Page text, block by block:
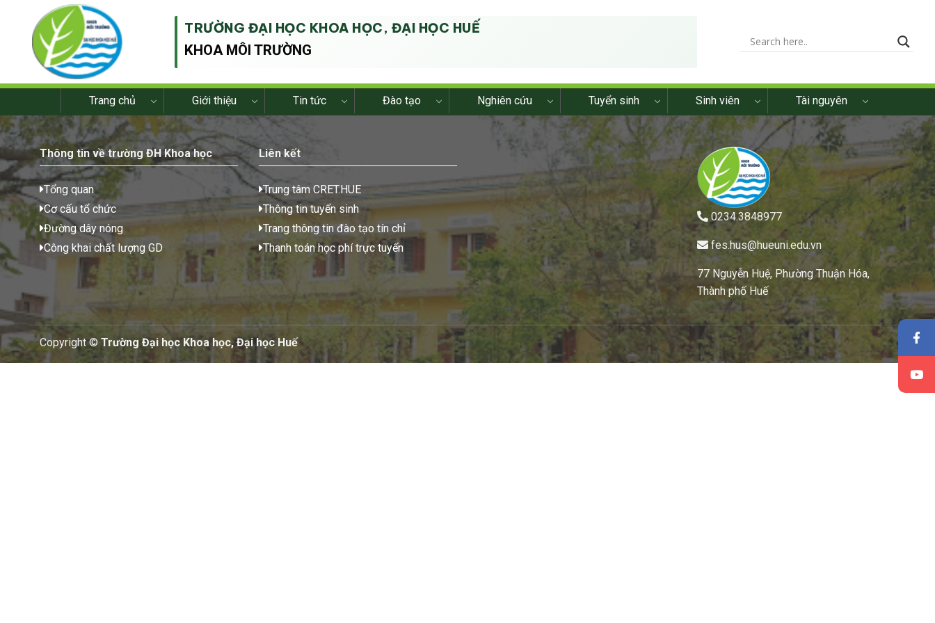
TRƯỜNG ĐẠI HỌC KHOA HỌC, ĐẠI HỌC HUẾ
KHOA MÔI TRƯỜNG
Trang chủ Giới thiệu Tin tức Đào tạo Nghiên cứu Tuyển sinh Sinh viên Tài nguyên
Thông tin về trường ĐH Khoa học
Tổng quan
Cơ cấu tổ chức
Đường dây nóng
Công khai chất lượng GD
Liên kết
Trung tâm CRET.HUE
Thông tin tuyển sinh
Trang thông tin đào tạo tín chỉ
Thanh toán học phí trực tuyến
0234.3848977
fes.hus@hueuni.edu.vn
77 Nguyễn Huệ, Phường Thuận Hóa,
Thành phố Huế
Copyright © Trường Đại học Khoa học, Đại học Huế